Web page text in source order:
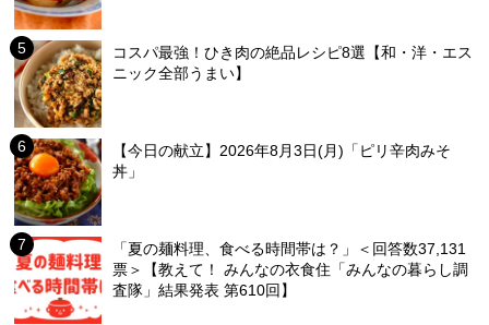
コスパ最強！ひき肉の絶品レシピ8選【和・洋・エス
ニック全部うまい】
【今日の献立】2026年8月3日(月)「ピリ辛肉みそ
丼」
「夏の麺料理、食べる時間帯は？」＜回答数37,131
票＞【教えて！ みんなの衣食住「みんなの暮らし調
査隊」結果発表 第610回】